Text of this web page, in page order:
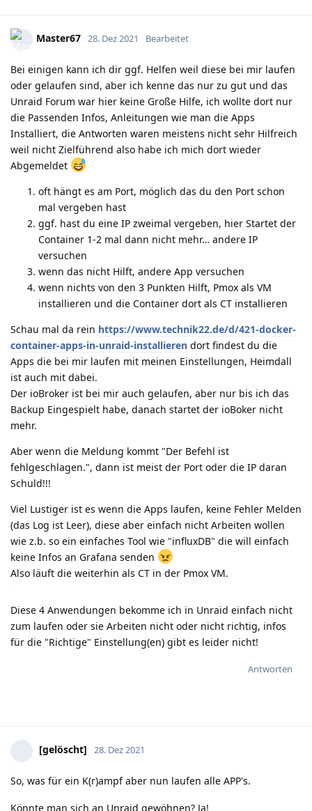
Master67 28. Dez 2021 Bearbeitet
Bei einigen kann ich dir ggf. Helfen weil diese bei mir laufen
oder gelaufen sind, aber ich kenne das nur zu gut und das
Unraid Forum war hier keine Große Hilfe, ich wollte dort nur
die Passenden Infos, Anleitungen wie man die Apps
Installiert, die Antworten waren meistens nicht sehr Hilfreich
weil nicht Zielführend also habe ich mich dort wieder
Abgemeldet
oft hängt es am Port, möglich das du den Port schon
mal vergeben hast
ggf. hast du eine IP zweimal vergeben, hier Startet der
Container 1-2 mal dann nicht mehr… andere IP
versuchen
wenn das nicht Hilft, andere App versuchen
wenn nichts von den 3 Punkten Hilft, Pmox als VM
installieren und die Container dort als CT installieren
Schau mal da rein https://www.technik22.de/d/421-docker-
container-apps-in-unraid-installieren dort findest du die
Apps die bei mir laufen mit meinen Einstellungen, Heimdall
ist auch mit dabei.
Der ioBroker ist bei mir auch gelaufen, aber nur bis ich das
Backup Eingespielt habe, danach startet der ioBoker nicht
mehr.
Aber wenn die Meldung kommt "Der Befehl ist
fehlgeschlagen.", dann ist meist der Port oder die IP daran
Schuld!!!
Viel Lustiger ist es wenn die Apps laufen, keine Fehler Melden
(das Log ist Leer), diese aber einfach nicht Arbeiten wollen
wie z.b. so ein einfaches Tool wie "influxDB" die will einfach
keine Infos an Grafana senden
Also läuft die weiterhin als CT in der Pmox VM.
Diese 4 Anwendungen bekomme ich in Unraid einfach nicht
zum laufen oder sie Arbeiten nicht oder nicht richtig, infos
für die "Richtige" Einstellung(en) gibt es leider nicht!
Antworten
[gelöscht] 28. Dez 2021
So, was für ein K(r)ampf aber nun laufen alle APP's.
Könnte man sich an Unraid gewöhnen? Ja!